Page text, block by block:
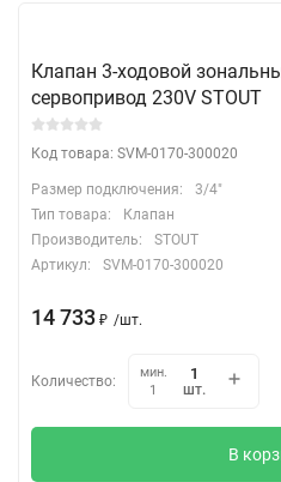
Клапан 3-ходовой
сервопривод 230V STOUT
Код товара: SVM-0170-300020
Размер подключения:
3/4"
Тип товара:
Клапан
Производитель:
STOUT
Артикул:
SVM-0170-300020
14 733 ₽ /шт.
Количество:
мин.
1
шт.
В